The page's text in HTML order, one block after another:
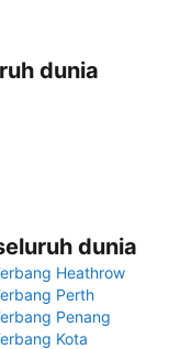
dunia
dunia
Heathrow
Perth
Penang
Kota